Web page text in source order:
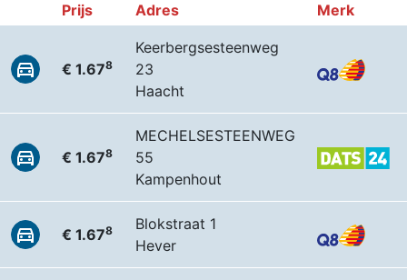
Prijs Adres Merk
€ 1.678
Keerbergsesteenweg
23
Haacht
€ 1.678
MECHELSESTEENWEG
55
Kampenhout
€ 1.678
Blokstraat 1
Hever